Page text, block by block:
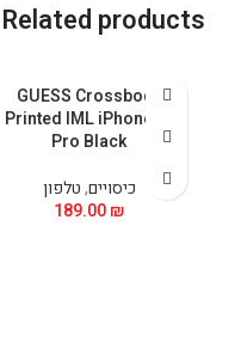
Related products
GUESS Crossbody
Printed IML iPhone 15
Pro Black
כיסויים,טלפון
189.00₪